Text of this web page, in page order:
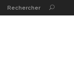
Rechercher